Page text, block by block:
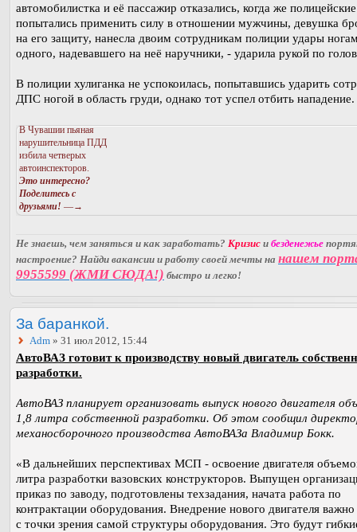
автомобилистка и её пассажир отказались, когда же полицейские
попытались применить силу в отношении мужчины, девушка
на его защиту, нанесла двоим сотрудникам полиции удары
одного, надевавшего на неё наручники, - ударила рукой по
В полиции хулиганка не успокоилась, попытавшись ударить
ДПС ногой в область груди, однако тот успел отбить нападение.
В Чувашии пьяная
нарушительница ПДД
избила четверых
автоинспекторов.
Это интересно?
Поделитесь с
друзьями! —→
Не знаешь, чем заняться и как заработать? Кризис и безденежье
настроение? Найди вакансии и работу своей мечты на нашем
9955599 (ЖМИ СЮДА!) быстро и легко!
За баранкой.
Adm » 31 июл 2012, 15:44
АвтоВАЗ готовит к производству новый двигатель
разработки.
АвтоВАЗ планирует организовать выпуск нового двигателя
1,8 литра собственной разработки. Об этом сообщил
механосборочного производства АвтоВАЗа Владимир Бокк.
«В дальнейших перспективах МСП - освоение двигателя
литра разработки вазовских конструкторов. Выпущен
приказ по заводу, подготовлены техзадания, начата работа по
контрактации оборудования. Внедрение нового двигателя важно
с точки зрения самой структуры оборудования. Это будут